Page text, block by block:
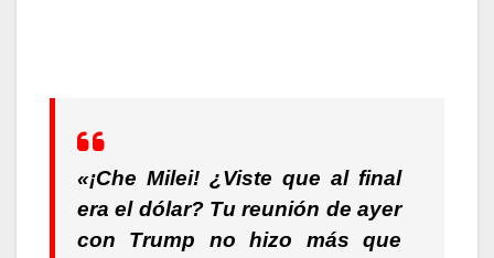
«¡Che Milei! ¿Viste que al final
era el dólar? Tu reunión de ayer
con Trump no hizo más que